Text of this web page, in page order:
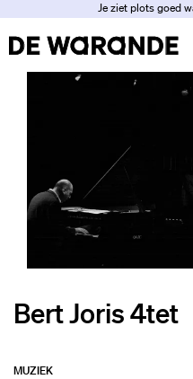
Je ziet plots goed
Bert Joris 4tet
MUZIEK